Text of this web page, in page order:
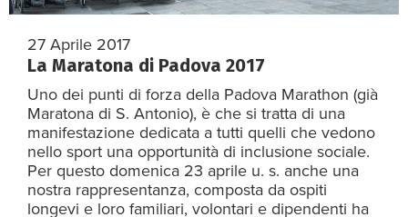
27 Aprile 2017
La Maratona di Padova 2017
Uno dei punti di forza della Padova Marathon (già
Maratona di S. Antonio), è che si tratta di una
manifestazione dedicata a tutti quelli che vedono
nello sport una opportunità di inclusione sociale.
Per questo domenica 23 aprile u. s. anche una
nostra rappresentanza, composta da ospiti
longevi e loro familiari, volontari e dipendenti ha